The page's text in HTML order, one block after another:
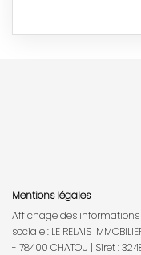
Mentions légales
Affichage des informations
sociale : LE RELAIS
- 78400 CHATOU | Siret :